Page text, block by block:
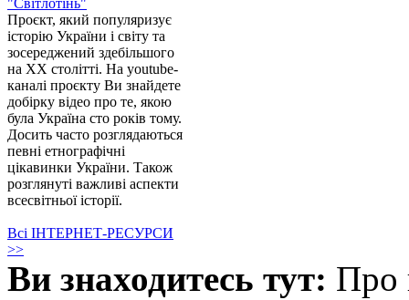
"Світлотінь"
Проєкт, який популяризує
історію України і світу та
зосереджений здебільшого
на XX столітті. На youtube-
каналі проєкту Ви знайдете
добірку відео про те, якою
була Україна сто років тому.
Досить часто розглядаються
певні етнографічні
цікавинки України. Також
розглянуті важливі аспекти
всесвітньої історії.
Всі ІНТЕРНЕТ-РЕСУРСИ
>>
Ви знаходитесь тут: Про